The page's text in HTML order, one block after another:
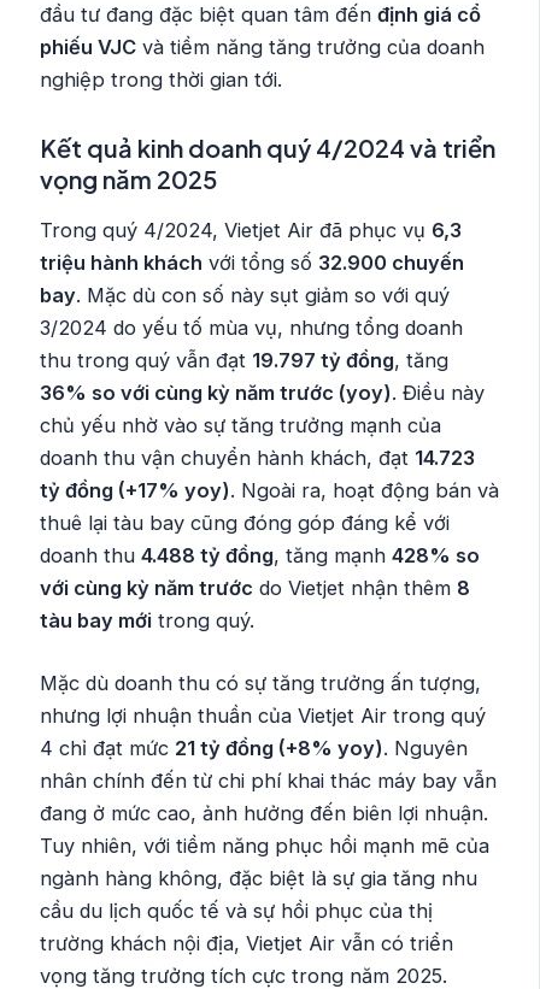
đầu tư đang đặc biệt quan tâm đếnđịnh giá cổ
phiếu VJC và tiềm năng tăng trưởng của doanh
nghiệp trong thời gian tới.
Kết quả kinh doanh quý 4/2024 và triển
vọng năm 2025
Trong quý 4/2024, Vietjet Air đã phục vụ 6,3
triệu hành khách với tổng số 32.900 chuyến
bay. Mặc dù con số này sụt giảm so với quý
3/2024 do yếu tố mùa vụ, nhưng tổng doanh
thu trong quý vẫn đạt 19.797 tỷ đồng, tăng
36% so với cùng kỳ năm trước (yoy). Điều này
chủ yếu nhờ vào sự tăng trưởng mạnh của
doanh thu vận chuyển hành khách, đạt 14.723
tỷ đồng (+17% yoy). Ngoài ra, hoạt động bán và
thuê lại tàu bay cũng đóng góp đáng kể với
doanh thu4.488 tỷ đồng, tăng mạnh428% so
với cùng kỳ năm trước do Vietjet nhận thêm 8
tàu bay mới trong quý.
Mặc dù doanh thu có sự tăng trưởng ấn tượng,
nhưng lợi nhuận thuần của Vietjet Air trong quý
4 chỉ đạt mức 21 tỷ đồng (+8% yoy). Nguyên
nhân chính đến từ chi phí khai thác máy bay vẫn
đang ở mức cao, ảnh hưởng đến biên lợi nhuận.
Tuy nhiên, với tiềm năng phục hồi mạnh mẽ của
ngành hàng không, đặc biệt là sự gia tăng nhu
cầu du lịch quốc tế và sự hồi phục của thị
trường khách nội địa, Vietjet Air vẫn có triển
vọng tăng trưởng tích cực trong năm 2025.